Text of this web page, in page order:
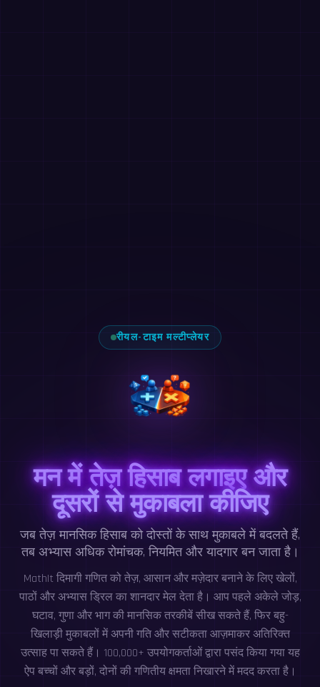
रीयल-टाइम मल्टीप्लेयर
मन में तेज़ हिसाब लगाइए और
दूसरों से मुकाबला कीजिए
जब तेज़ मानसिक हिसाब को दोस्तों के साथ मुकाबले में बदलते हैं,
तब अभ्यास अधिक रोमांचक, नियमित और यादगार बन जाता है।
MathIt दिमागी गणित को तेज़, आसान और मज़ेदार बनाने के लिए खेलों,
पाठों और अभ्यास ड्रिल का शानदार मेल देता है। आप पहले अकेले जोड़,
घटाव, गुणा और भाग की मानसिक तरकीबें सीख सकते हैं, फिर बहु-
खिलाड़ी मुकाबलों में अपनी गति और सटीकता आज़माकर अतिरिक्त
उत्साह पा सकते हैं। 100,000+ उपयोगकर्ताओं द्वारा पसंद किया गया यह
ऐप बच्चों और बड़ों, दोनों की गणितीय क्षमता निखारने में मदद करता है।